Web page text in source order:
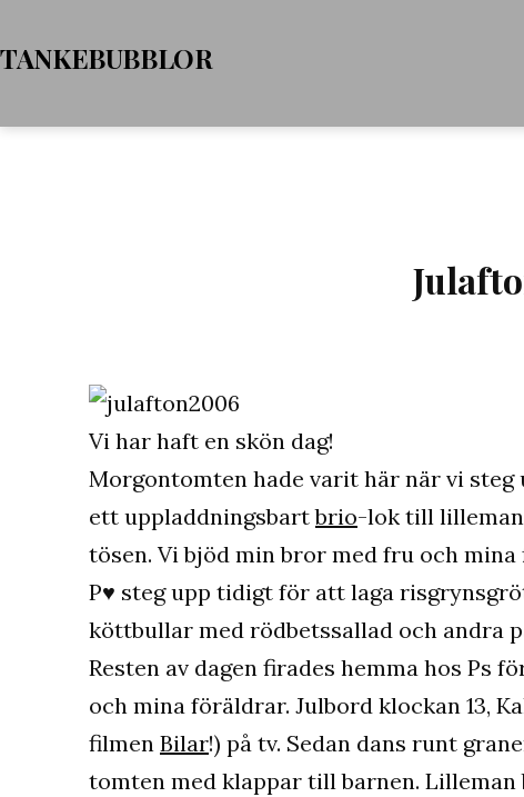
till
TANKEBUBBLOR
Vi har haft en skön dag!
Morgontomten hade varit här när vi
ett uppladdningsbartbrio-lok till
tösen. Vi bjöd min bror med fru och
P♥ steg upp tidigt för att laga
köttbullar med rödbetssallad och andra
Resten av dagen firades hemma hos Ps
och mina föräldrar. Julbord klockan 13,
filmen Bilar!) på tv. Sedan dans runt
tomten med klappar till barnen.